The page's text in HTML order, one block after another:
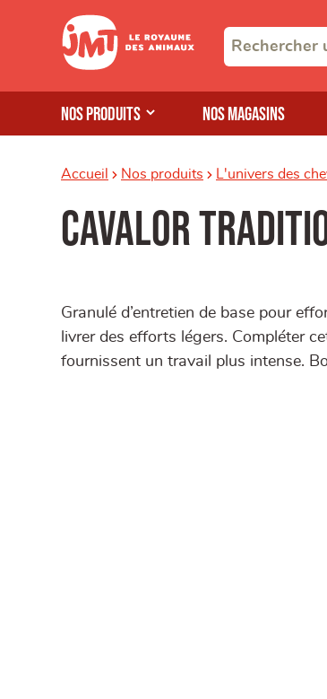
Nos produits Nos magasins
Accueil Nos produits L'univers des
cavalor
Granulé d’entretien de base pour
livrer des efforts légers. Compléter
fournissent un travail plus intense.